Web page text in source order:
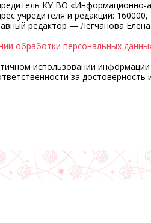
КУ ВО «Информационно-
учредителя и редакции:
редактор — Легчанова
обработки персональных
использовании
за